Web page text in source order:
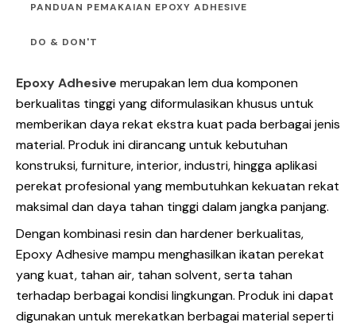
PANDUAN PEMAKAIAN EPOXY ADHESIVE
DO & DON'T
Epoxy Adhesive merupakan lem dua komponen
berkualitas tinggi yang diformulasikan khusus untuk
memberikan daya rekat ekstra kuat pada berbagai jenis
material. Produk ini dirancang untuk kebutuhan
konstruksi, furniture, interior, industri, hingga aplikasi
perekat profesional yang membutuhkan kekuatan rekat
maksimal dan daya tahan tinggi dalam jangka panjang.
Dengan kombinasi resin dan hardener berkualitas,
Epoxy Adhesive mampu menghasilkan ikatan perekat
yang kuat, tahan air, tahan solvent, serta tahan
terhadap berbagai kondisi lingkungan. Produk ini dapat
digunakan untuk merekatkan berbagai material seperti